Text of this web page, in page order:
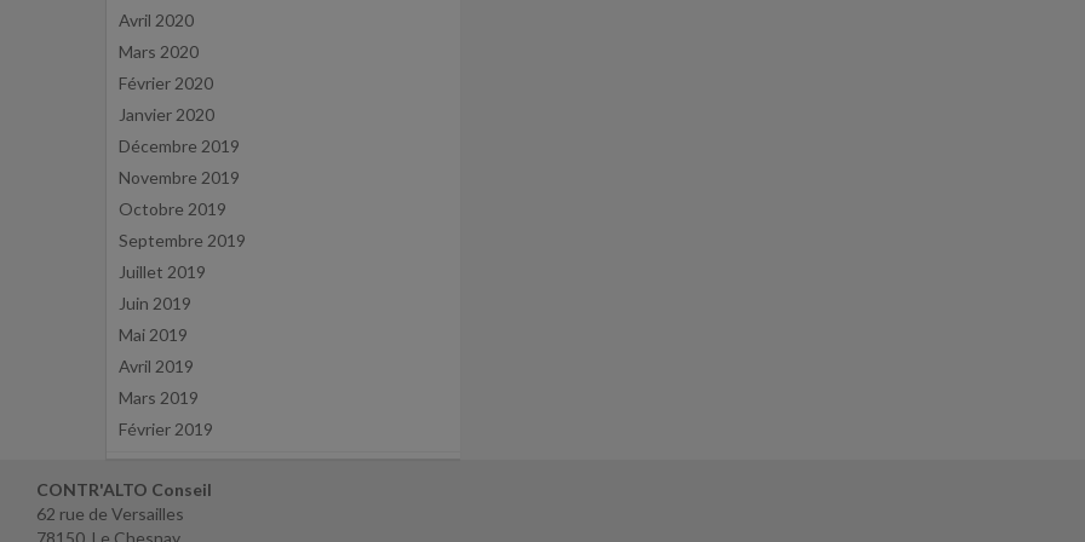
Avril 2020
Mars 2020
Février 2020
Janvier 2020
Décembre 2019
Novembre 2019
Octobre 2019
Septembre 2019
Juillet 2019
Juin 2019
Mai 2019
Avril 2019
Mars 2019
Février 2019
CONTR'ALTO Conseil
62 rue de Versailles
78150 Le Chesnay